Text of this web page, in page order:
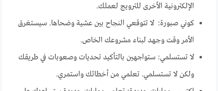
الإلكترونية الأخرى للترويج لعملك.
كوني صبورة: لا تتوقعي النجاح بين عشية وضحاها. سيستغرق
الأمر وقت وجهد لبناء مشروعك الخاص.
لا تستسلمي: ستواجهين بالتأكيد تحديات وصعوبات في طريقك
ولكن لا تستسلمي. تعلمي من أخطائك واستمري.